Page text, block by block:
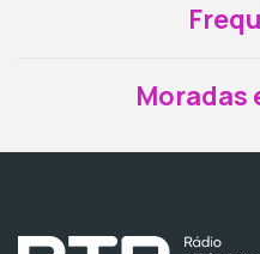
Moradas